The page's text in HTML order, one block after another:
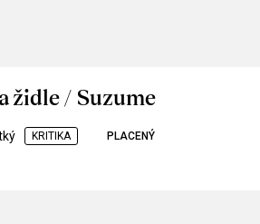
židle / Suzume
KRITIKA PLACENÝ